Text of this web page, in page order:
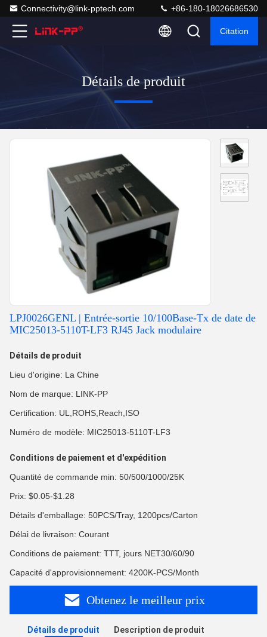
Connectivity@link-pptech.com +86-180-18026686530
Citation
Détails de produit
LPJ0026GENL | Entrée-sortie 10/100Base-Tx de date de
MIC25013-5110T-LF3 RJ45 Jack modulaire
Détails de produit
Lieu d'origine: La Chine
Nom de marque: LINK-PP
Certification: UL,ROHS,Reach,ISO
Numéro de modèle: MIC25013-5110T-LF3
Conditions de paiement et d'expédition
Quantité de commande min: 50/500/1000/25K
Prix: $0.05-$1.28
Détails d'emballage: 50PCS/Tray, 1200pcs/Carton
Délai de livraison: Courant
Conditions de paiement: TTT, jours NET30/60/90
Capacité d'approvisionnement: 4200K-PCS/Month
Obtenez le meilleur prix
Détails de produit Description de produit